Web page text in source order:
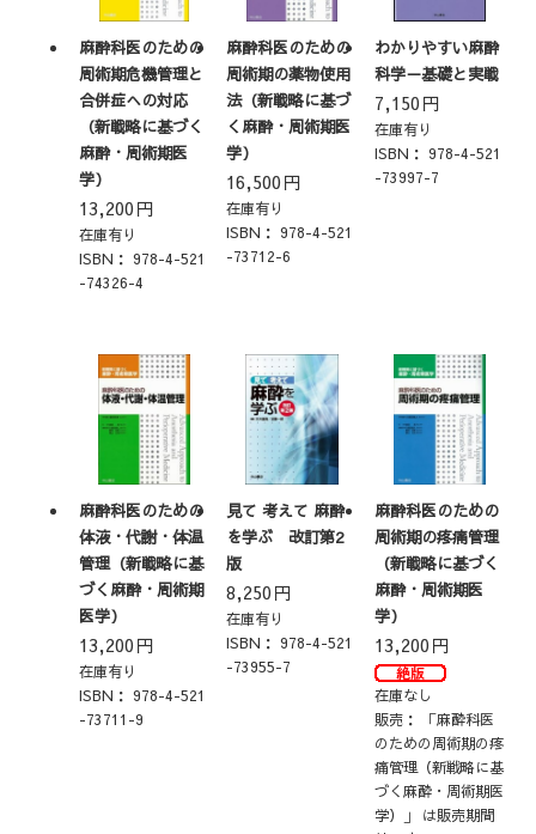
麻酔科医のための
周術期危機管理と
合併症への対応
（新戦略に基づく
麻酔・周術期医
学）
13,200円
在庫有り
ISBN： 978-4-521
-74326-4
麻酔科医のための
周術期の薬物使用
法（新戦略に基づ
く麻酔・周術期医
学）
16,500円
在庫有り
ISBN： 978-4-521
-73712-6
わかりやすい麻酔
科学－基礎と実戦
7,150円
在庫有り
ISBN： 978-4-521
-73997-7
麻酔科医のための
体液・代謝・体温
管理（新戦略に基
づく麻酔・周術期
医学）
13,200円
在庫有り
ISBN： 978-4-521
-73711-9
見て 考えて 麻酔
を学ぶ 改訂第2
版
8,250円
在庫有り
ISBN： 978-4-521
-73955-7
麻酔科医のための
周術期の疼痛管理
（新戦略に基づく
麻酔・周術期医
学）
13,200円
在庫なし
販売：
「麻酔科医
のための周術期の疼
痛管理（新戦略に基
づく麻酔・周術期医
学）」 は販売期間